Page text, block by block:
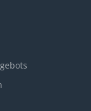
in Europa in